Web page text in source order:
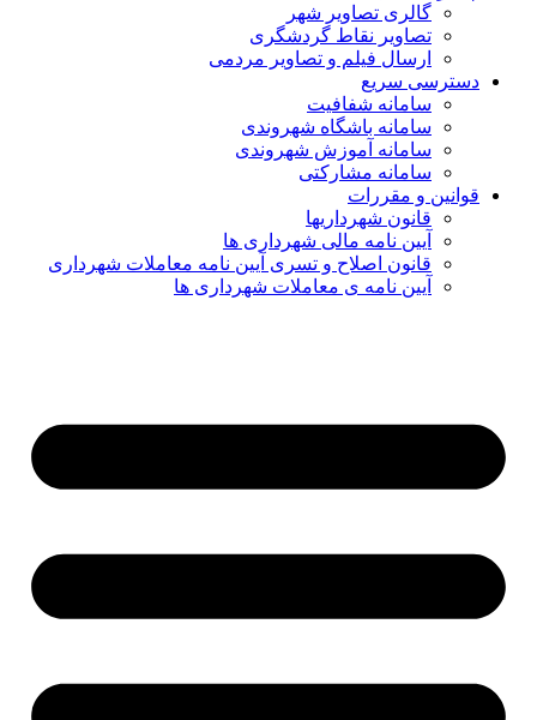
گالری تصاویر شهر
تصاویر نقاط گردشگری
ارسال فیلم و تصاویر مردمی
دسترسی سریع
سامانه شفافیت
سامانه باشگاه شهروندی
سامانه آموزش شهروندی
سامانه مشارکتی
قوانین و مقررات
قانون شهرداریها
آیین نامه مالی شهرداری ها
قانون اصلاح و تسری آیین نامه معاملات شهرداری
آیین نامه ی معاملات شهرداری ها